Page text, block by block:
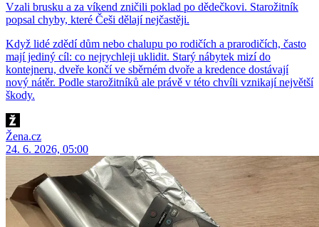
Vzali brusku a za víkend zničili poklad po dědečkovi. Starožitník
popsal chyby, které Češi dělají nejčastěji.
Když lidé zdědí dům nebo chalupu po rodičích a prarodičích, často
mají jediný cíl: co nejrychleji uklidit. Starý nábytek mizí do
kontejneru, dveře končí ve sběrném dvoře a kredence dostávají
nový nátěr. Podle starožitníků ale právě v této chvíli vznikají největší
škody.
Žena.cz
24. 6. 2026, 05:00